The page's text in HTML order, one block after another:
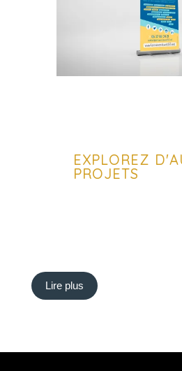
EXPLOREZ
PROJETS
Lire plus